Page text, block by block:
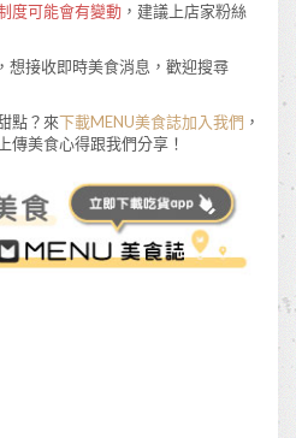
度可能會有變動 ，建議上店家粉絲
想接收即時美食消息，歡迎搜尋
點？來下載MENU美食誌加入我們 ，
傳美食心得跟我們分享！